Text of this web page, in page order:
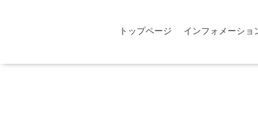
トップページ インフォメーショ